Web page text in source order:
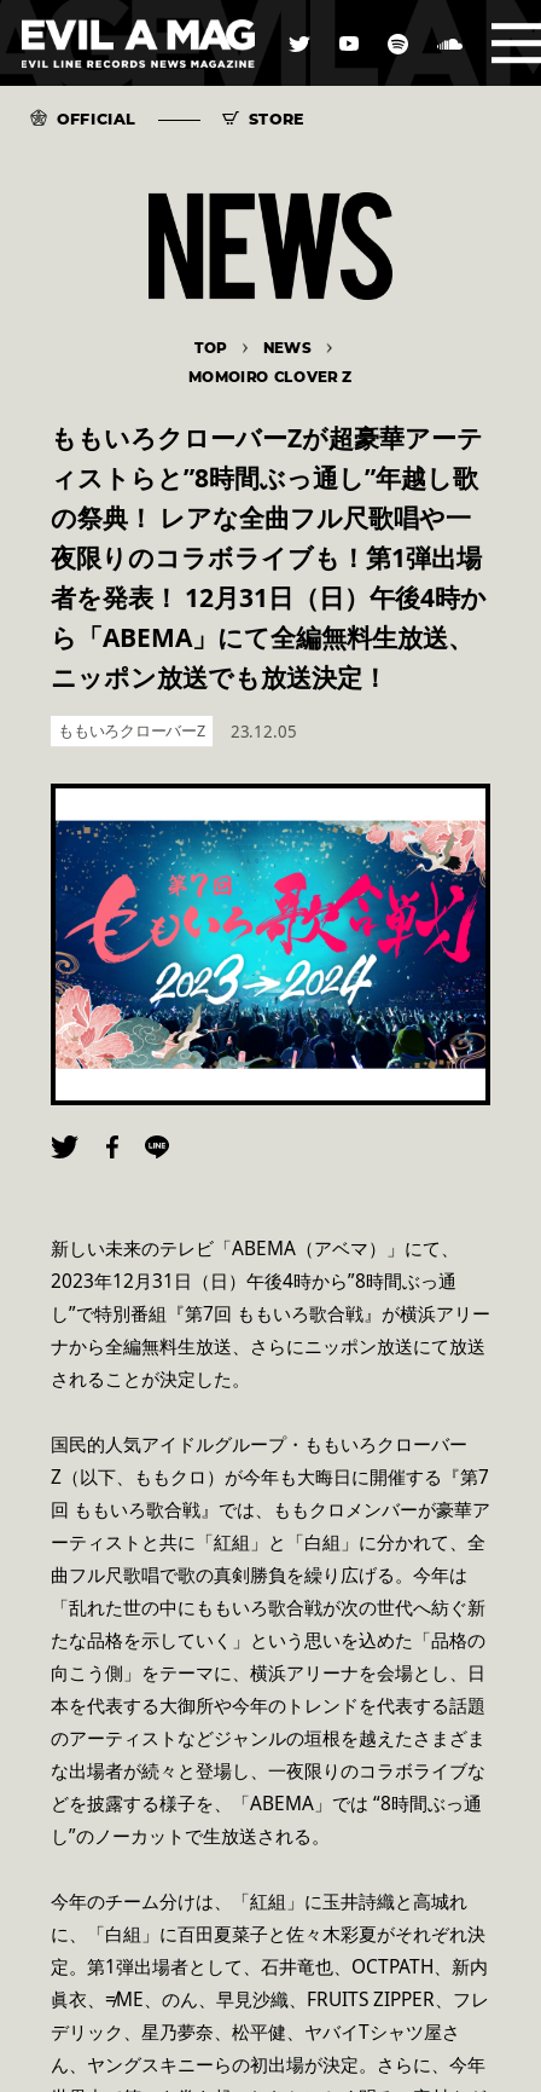
OFFICIAL STORE
TOP NEWS
MOMOIRO CLOVER Z
ももいろクローバーZが超豪華アーテ
ィストらと”8時間ぶっ通し”年越し歌
の祭典！ レアな全曲フル尺歌唱や一
夜限りのコラボライブも！第1弾出場
者を発表！ 12月31日（日）午後4時か
ら「ABEMA」にて全編無料生放送、
ニッポン放送でも放送決定！
ももいろクローバーZ 23.12.05
新しい未来のテレビ「ABEMA（アベマ）」にて、
2023年12月31日（日）午後4時から”8時間ぶっ通
し”で特別番組『第7回 ももいろ歌合戦』が横浜アリー
ナから全編無料生放送、さらにニッポン放送にて放送
されることが決定した。
国民的人気アイドルグループ・ももいろクローバー
Z（以下、ももクロ）が今年も大晦日に開催する『第7
回 ももいろ歌合戦』では、ももクロメンバーが豪華ア
ーティストと共に「紅組」と「白組」に分かれて、全
曲フル尺歌唱で歌の真剣勝負を繰り広げる。今年は
「乱れた世の中にももいろ歌合戦が次の世代へ紡ぐ新
たな品格を示していく」という思いを込めた「品格の
向こう側」をテーマに、横浜アリーナを会場とし、日
本を代表する大御所や今年のトレンドを代表する話題
のアーティストなどジャンルの垣根を越えたさまざま
な出場者が続々と登場し、一夜限りのコラボライブな
どを披露する様子を、「ABEMA」では “8時間ぶっ通
し”のノーカットで生放送される。
今年のチーム分けは、「紅組」に玉井詩織と高城れ
に、「白組」に百田夏菜子と佐々木彩夏がそれぞれ決
定。第1弾出場者として、石井竜也、OCTPATH、新内
眞衣、≠ME、のん、早見沙織、FRUITS ZIPPER、フレ
デリック、星乃夢奈、松平健、ヤバイTシャツ屋さ
ん、ヤングスキニーらの初出場が決定。さらに、今年